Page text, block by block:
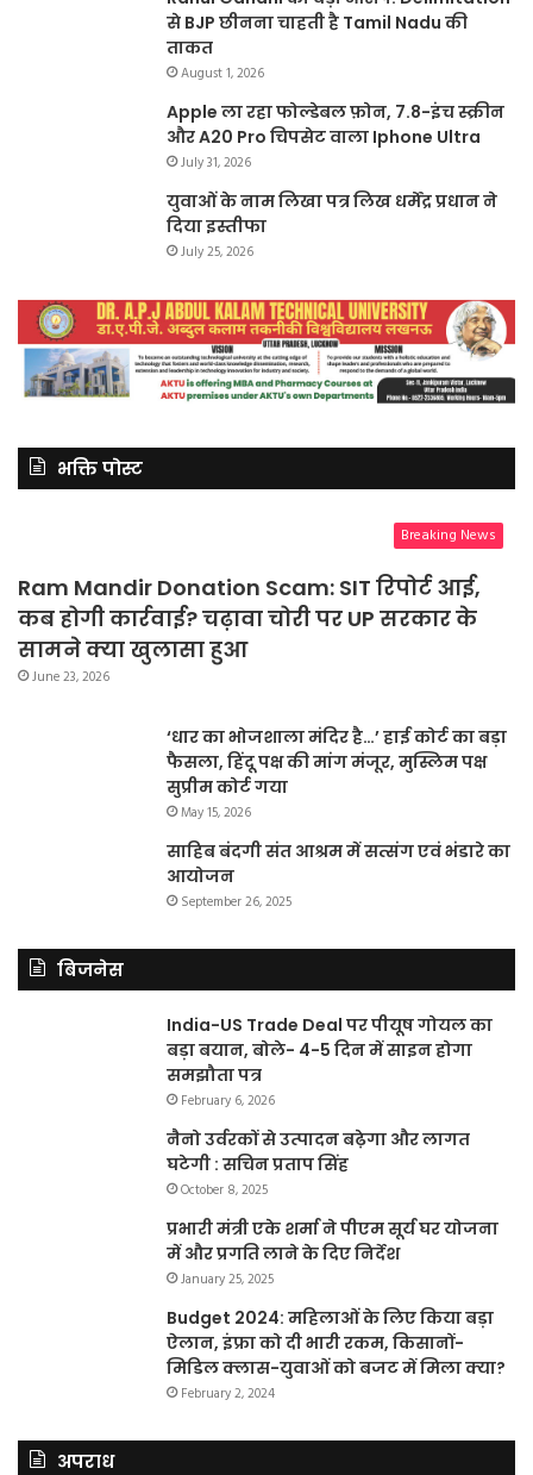
से BJP छीनना चाहती है Tamil Nadu की
ताकत
August 1, 2026
Apple ला रहा फोल्डेबल फ़ोन, 7.8-इंच स्क्रीन
और A20 Pro चिपसेट वाला Iphone Ultra
July 31, 2026
युवाओं के नाम लिखा पत्र लिख धर्मेंद्र प्रधान ने
दिया इस्तीफा
July 25, 2026
भक्ति पोस्ट
Breaking News
Ram Mandir Donation Scam: SIT रिपोर्ट आई,
कब होगी कार्रवाई? चढ़ावा चोरी पर UP सरकार के
सामने क्या खुलासा हुआ
June 23, 2026
‘धार का भोजशाला मंदिर है…’ हाई कोर्ट का बड़ा
फैसला, हिंदू पक्ष की मांग मंजूर, मुस्लिम पक्ष
सुप्रीम कोर्ट गया
May 15, 2026
साहिब बंदगी संत आश्रम में सत्संग एवं भंडारे का
आयोजन
September 26, 2025
बिजनेस
India-US Trade Deal पर पीयूष गोयल का
बड़ा बयान, बोले- 4-5 दिन में साइन होगा
समझौता पत्र
February 6, 2026
नैनो उर्वरकों से उत्पादन बढ़ेगा और लागत
घटेगी : सचिन प्रताप सिंह
October 8, 2025
प्रभारी मंत्री एके शर्मा ने पीएम सूर्य घर योजना
में और प्रगति लाने के दिए निर्देश
January 25, 2025
Budget 2024: महिलाओं के लिए किया बड़ा
ऐलान, इंफ्रा को दी भारी रकम, किसानों-
मिडिल क्लास-युवाओं को बजट में मिला क्या?
February 2, 2024
अपराध